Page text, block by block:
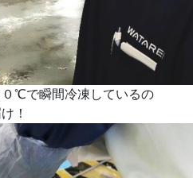
０℃で瞬間冷凍しているの
！